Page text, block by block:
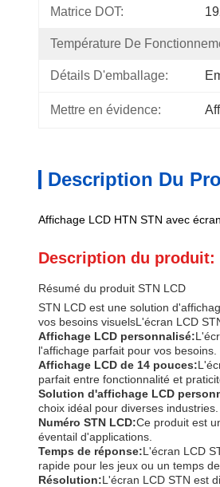
Matrice DOT:
Température De
Détails D'emballage:
Mettre en évidence:
Description Du
Affichage LCD HTN STN avec
Description du produit:
Résumé du produit STN LCD
STN LCD est une solution
vos besoins visuelsL'écran LCD
Affichage LCD personnalisé:
l'affichage parfait pour vos besoins.
Affichage LCD de 14 pouces:
parfait entre fonctionnalité et
Solution d'affichage LCD
choix idéal pour diverses industries.
Numéro STN LCD:Ce produit est
éventail d'applications.
Temps de réponse:L'écran LCD
rapide pour les jeux ou un temps
Résolution:L'écran LCD STN est